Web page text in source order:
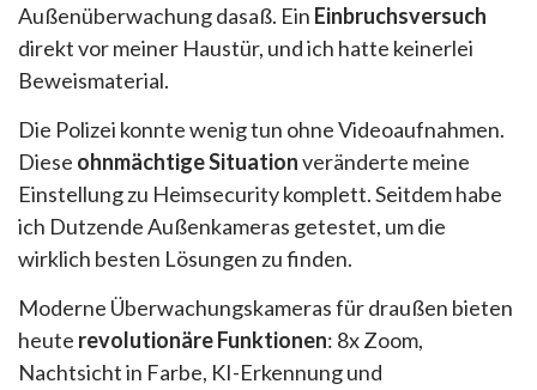
Außenüberwachung dasaß. Ein Einbruchsversuch
direkt vor meiner Haustür, und ich hatte keinerlei
Beweismaterial.
Die Polizei konnte wenig tun ohne Videoaufnahmen.
Diese ohnmächtige Situationveränderte meine
Einstellung zu Heimsecurity komplett. Seitdem habe
ich Dutzende Außenkameras getestet, um die
wirklich besten Lösungen zu finden.
Moderne Überwachungskameras für draußen bieten
heute revolutionäre Funktionen: 8x Zoom,
Nachtsicht in Farbe, KI-Erkennung und